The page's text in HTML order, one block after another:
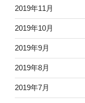
2019年11月
2019年10月
2019年9月
2019年8月
2019年7月